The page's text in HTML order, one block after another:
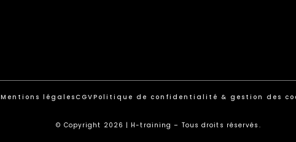
Mentions légalesCGVPolitique de confidentialité & gestion des
© Copyright 2026 | H-training – Tous droits réservés.